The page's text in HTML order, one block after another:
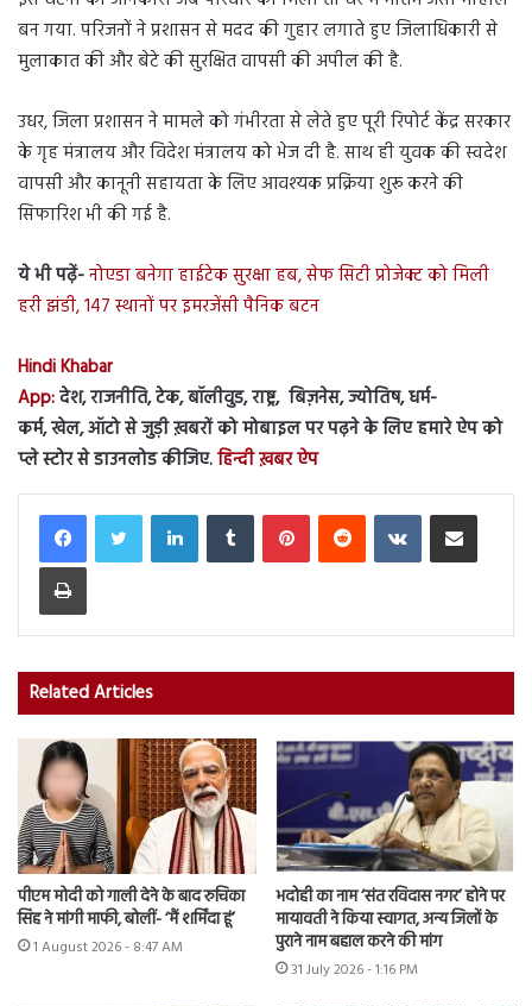
बन गया. परिजनों ने प्रशासन से मदद की गुहार लगाते हुए जिलाधिकारी से
मुलाकात की और बेटे की सुरक्षित वापसी की अपील की है.
उधर, जिला प्रशासन ने मामले को गंभीरता से लेते हुए पूरी रिपोर्ट केंद्र सरकार
के गृह मंत्रालय और विदेश मंत्रालय को भेज दी है. साथ ही युवक की स्वदेश
वापसी और कानूनी सहायता के लिए आवश्यक प्रक्रिया शुरू करने की
सिफारिश भी की गई है.
ये भी पढ़ें-नोएडा बनेगा हाईटेक सुरक्षा हब, सेफ सिटी प्रोजेक्ट को मिली
हरी झंडी, 147 स्थानों पर इमरजेंसी पैनिक बटन
Hindi Khabar
App:देश, राजनीति, टेक, बॉलीवुड, राष्ट्र, बिज़नेस, ज्योतिष, धर्म-
कर्म, खेल, ऑटो से जुड़ी ख़बरों को मोबाइल पर पढ़ने के लिए हमारे ऐप को
प्ले स्टोर से डाउनलोड कीजिए.हिन्दी ख़बर ऐप
LinkedInTumblr PinterestReddit VKontakteShare via Email
Print
Related Articles
पीएम मोदी को गाली देने के बाद रुचिका
सिंह ने मांगी माफी, बोलीं- ‘मैं शर्मिंदा हूं’
1 August 2026 - 8:47 AM
भदोही का नाम ‘संत रविदास नगर’ होने पर
मायावती ने किया स्वागत, अन्य जिलों के
पुराने नाम बहाल करने की मांग
31 July 2026 - 1:16 PM